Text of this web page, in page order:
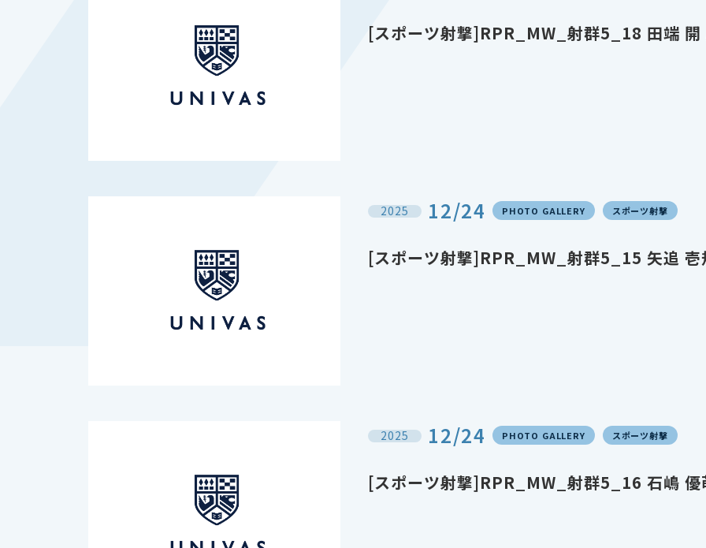
[スポーツ射撃]RPR_MW_射群5_18 田端 開
2025 12/24 PHOTO GALLERY スポーツ射撃
[スポーツ射撃]RPR_MW_射群5_15 矢追 壱
2025 12/24 PHOTO GALLERY スポーツ射撃
[スポーツ射撃]RPR_MW_射群5_16 石嶋 優